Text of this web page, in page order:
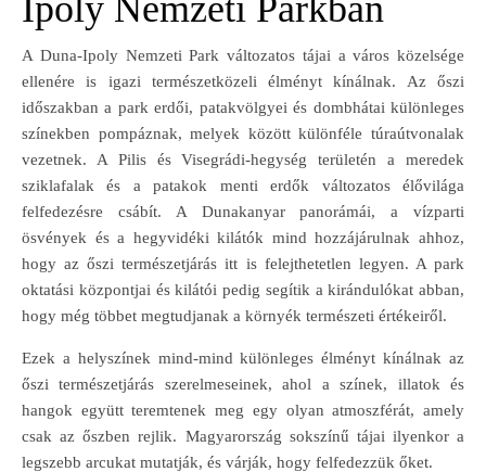
A Duna-Ipoly Nemzeti Park változatos tájai a város közelsége
ellenére is igazi természetközeli élményt kínálnak. Az őszi
időszakban a park erdői, patakvölgyei és dombhátai különleges
színekben pompáznak, melyek között különféle túraútvonalak
vezetnek. A Pilis és Visegrádi-hegység területén a meredek
sziklafalak és a patakok menti erdők változatos élővilága
felfedezésre csábít. A Dunakanyar panorámái, a vízparti
ösvények és a hegyvidéki kilátók mind hozzájárulnak ahhoz,
hogy az őszi természetjárás itt is felejthetetlen legyen. A park
oktatási központjai és kilátói pedig segítik a kirándulókat abban,
hogy még többet megtudjanak a környék természeti értékeiről.
Ezek a helyszínek mind-mind különleges élményt kínálnak az
őszi természetjárás szerelmeseinek, ahol a színek, illatok és
hangok együtt teremtenek meg egy olyan atmoszférát, amely
csak az őszben rejlik. Magyarország sokszínű tájai ilyenkor a
legszebb arcukat mutatják, és várják, hogy felfedezzük őket.